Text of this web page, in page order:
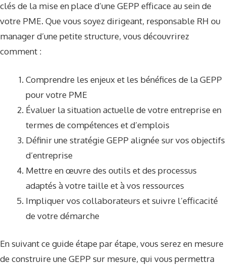
clés de la mise en place d’une GEPP efficace au sein de
votre PME. Que vous soyez dirigeant, responsable RH ou
manager d’une petite structure, vous découvrirez
comment :
Comprendre les enjeux et les bénéfices de la GEPP
pour votre PME
Évaluer la situation actuelle de votre entreprise en
termes de compétences et d’emplois
Définir une stratégie GEPP alignée sur vos objectifs
d’entreprise
Mettre en œuvre des outils et des processus
adaptés à votre taille et à vos ressources
Impliquer vos collaborateurs et suivre l’efficacité
de votre démarche
En suivant ce guide étape par étape, vous serez en mesure
de construire une GEPP sur mesure, qui vous permettra